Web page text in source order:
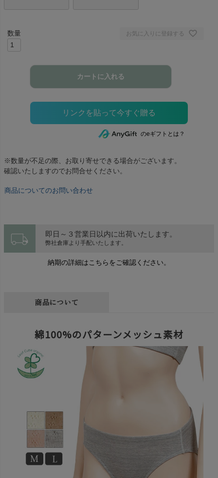
お気に入りに登録する
カートに入れる
のeギフトとは？
※数量が不足の際、お取り寄せできる場合がございます。
確認いたしますのでお問合せください。
商品についてのお問い合わせ
local_shipping 即日～３営業日以内に出荷いたします。
弊社倉庫より手配いたします。
納期の詳細はこちらをご確認ください。
商品について
綿100%のパターンメッシュ素材